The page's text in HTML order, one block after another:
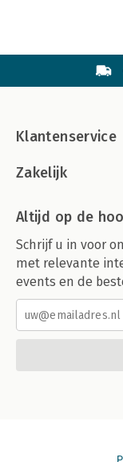
Klantenservice
Zakelijk
Altijd op de
Schrijf u in voor
met relevante
events en de